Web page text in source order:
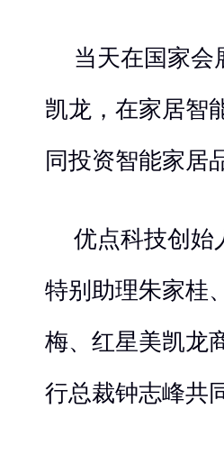
当天在国家会
凯龙，在家居智
同投资智能家居
优点科技创始
特别助理朱家桂
梅、红星美凯龙
行总裁钟志峰共